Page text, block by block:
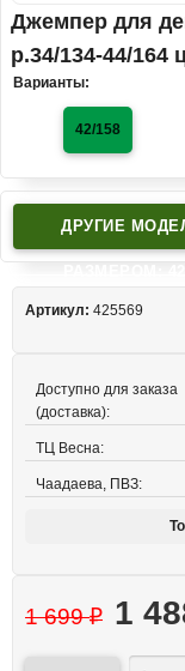
Джемпер для
р.34/134-44/164
Варианты:
42/158
ДРУГИЕ
Артикул: 425569
Доступно для заказа
(доставка):
ТЦ Весна:
Чаадаева, ПВЗ:
1 699₽ 1